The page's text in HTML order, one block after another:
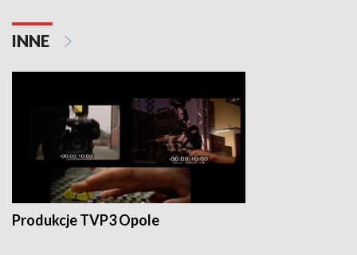
INNE
Produkcje TVP3 Opole